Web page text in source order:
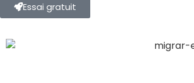
Essai gratuit